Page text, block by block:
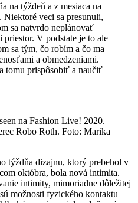
na týždeň a z mesiaca na
Niektoré veci sa presunuli,
sa natvrdo neplánovať
V podstate je to ale
sa tým, čo robím a čo ma
a obmedzeniami.
tomu prispôsobiť a naučiť
na Fashion Live! 2020.
Robo Roth. Foto: Marika
týždňa dizajnu, ktorý prebehol v
októbra, bola nová intimita.
intimity, mimoriadne dôležitej
možnosti fyzického kontaktu